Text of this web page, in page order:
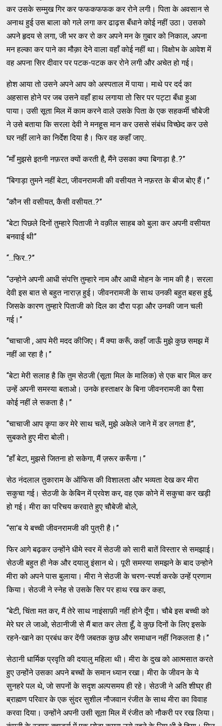
कर उसके सम्मुख गिर कर फफकफफक कर रोने लगी। पिता के अवसान से
अनाथ हुई उस बाला को गले लगा कर ढाढ़स बँधाने कोई नहीं उठा। उसको
अपने हृदय से लगा, जी भर कर रो कर अपने मन के ग़ुबार को निकाल, अपना
मन हल्का कर पाने का मौक़ा देने वाला वहाँ कोई नहीं था। विक्षोभ के आवेश में
वह अपना सिर दीवार पर पटक-पटक कर रोने लगी और अचेत हो गई।
होश आया तो उसने अपने आप को अस्पताल में पाया। माथे पर दर्द का
अहसास होने पर जब उसने वहाँ हाथ लगाया तो सिर पर पट्टा बँधा हुआ
पाया। उसी सूता मिल में काम करने वाले उसके पिता के एक सहकर्मी चौबेजी
ने उसे बताया कि सरला देवी ने मनहूस मान कर उससे संबंध विच्छेद कर उसे
घर नहीं लाने का निर्देश दिया है। फिर वह कहाँ जाए..
“माँ मुझसे इतनी नफ़रत क्यों करती है, मैंने उसका क्या बिगाड़ा है..?”
“बिगाड़ा तुमने नहीं बेटा, जीवनरामजी की वसीयत ने नफ़रत के बीज बोए हैं।”
“कौन सी वसीयत, कैसी वसीयत..?”
“बेटा पिछले दिनों तुम्हारे पिताजी ने वक़ील साहब को बुला कर अपनी वसीयत
बनवाई थी”
“...फिर..?”
“उन्होने अपनी आधी संपत्ति तुम्हारे नाम और आधी मोहन के नाम की है। सरला
देवी इस बात से बहुत नाराज़ हुई। जीवनरामजी के साथ उनकी बहुत बहस हुई,
जिसके कारण तुम्हारे पिताजी को दिल का दौरा पड़ा और उनकी जान चली
गई।”
“चाचाजी , आप मेरी मदद कीजिए। मैं क्या करूँ, कहाँ जाऊँ मुझे कुछ समझ में
नहीं आ रहा है।”
“बेटा मेरी सलाह है कि तुम सेठजी (सूता मिल के मालिक) से एक बार मिल कर
उन्हें अपनी समस्या बताओ। उनके हस्ताक्षर के बिना जीवनरामजी का पैसा
कोई नहीं ले सकता है।”
“चाचाजी आप कृपा कर मेरे साथ चलें, मुझे अकेले जाने में डर लगता है”,
सुबकते हुए मीरा बोली।
“हाँ बेटा, मुझसे जितना हो सकेगा, मैं ज़रूर करूँगा।”
सेठ नंदलाल तुकाराम के ऑफिस की विशालता और भव्यता देख कर मीरा
सकुचा गई। सेठजी के केबिन में प्रवेश कर, वह एक कोने में सकुचा कर खड़ी
हो गई। मीरा का परिचय करवाते हुए चौबेजी बोले,
“सा’ब ये बच्ची जीवनरामजी की पुत्री है।”
फिर आगे बढ़कर उन्होंने धीमे स्वर में सेठजी को सारी बातें विस्तार से समझाई।
सेठजी बहुत ही नेक और दयालु इंसान थे। पूरी समस्या समझने के बाद उन्होने
मीरा को अपने पास बुलाया। मीरा ने सेठजी के चरण-स्पर्श करके उन्हें प्रणाम
किया। सेठजी ने स्नेह से उसके सिर पर हाथ रख कर कहा,
“बेटी, चिंता मत कर, मैं तेरे साथ नाइंसाफ़ी नहीं होने दूँगा। चौबे इस बच्ची को
मेरे घर ले जाओ, सेठानीजी से मैं बात कर लेता हूँ, वे कुछ दिनों के लिए इसके
रहने-खाने का प्रबंध कर देंगी जबतक कुछ और समाधान नहीं निकलता है।”
सेठानी धार्मिक प्रवृति की दयालु महिला थी। मीरा के दुख को आत्मसात करते
हुए उन्होंने उसका अपने बच्चों के समान ध्यान रखा। मीरा के जीवन के ये
सुनहरे पल थे, जो सपनों के सदृश अल्पसमय ही रहे। सेठजी ने अति शीघ्र ही
ब्राह्मण परिवार के एक सुंदर सुशील नौजवान रंजीत के साथ मीरा का विवाह
करवा दिया। उन्होंने अपनी उसी सूता मिल में रंजीत को नौकरी पर रख लिया।